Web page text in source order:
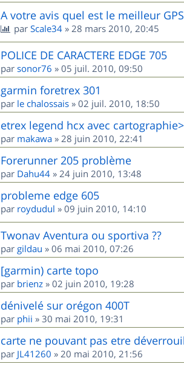
A votre avis quel est le meilleur
par Scale34 » 28 mars 2010, 20:45
POLICE DE CARACTERE EDGE 705
par sonor76 » 05 juil. 2010, 09:50
garmin foretrex 301
par le chalossais » 02 juil. 2010, 18:50
etrex legend hcx avec
par makawa » 28 juin 2010, 22:41
Forerunner 205 problème
par Dahu44 » 24 juin 2010, 13:48
probleme edge 605
par roydudul » 09 juin 2010, 14:10
Twonav Aventura ou sportiva ??
par gildau » 06 mai 2010, 07:26
[garmin) carte topo
par brienz » 02 juin 2010, 19:28
dénivelé sur orégon 400T
par phii » 30 mai 2010, 19:31
carte ne pouvant pas etre
par JL41260 » 20 mai 2010, 21:56